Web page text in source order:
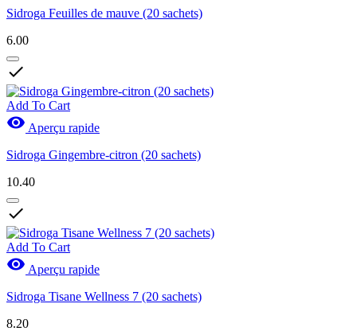
Sidroga Feuilles de mauve (20 sachets)
6.00

Add To Cart
 Aperçu rapide
Sidroga Gingembre-citron (20 sachets)
10.40

Add To Cart
 Aperçu rapide
Sidroga Tisane Wellness 7 (20 sachets)
8.20